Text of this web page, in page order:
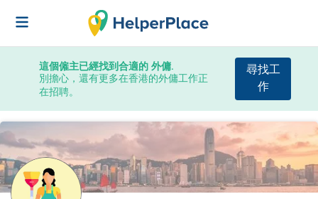
這個僱主已經找到合適的 外傭.
別擔心，還有更多在香港的外傭工作正
在招聘。
尋找工
作